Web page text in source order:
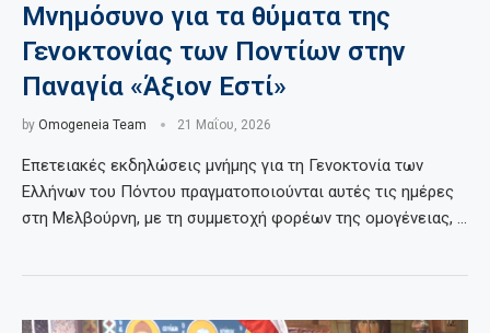
Μνημόσυνο για τα θύματα της
Γενοκτονίας των Ποντίων στην
Παναγία «Άξιον Εστί»
by Omogeneia Team 21 Μαΐου, 2026
Επετειακές εκδηλώσεις μνήμης για τη Γενοκτονία των
Ελλήνων του Πόντου πραγματοποιούνται αυτές τις ημέρες
στη Μελβούρνη, με τη συμμετοχή φορέων της ομογένειας, …